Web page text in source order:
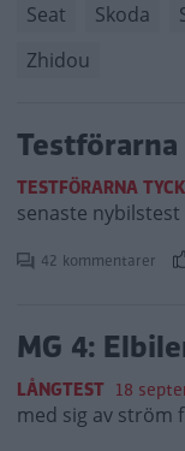
Seat
Skoda
Zhidou
TESTFÖRARNA
senaste
42 kommentarer
MG 4:
LÅNGTEST 18
med sig av ström